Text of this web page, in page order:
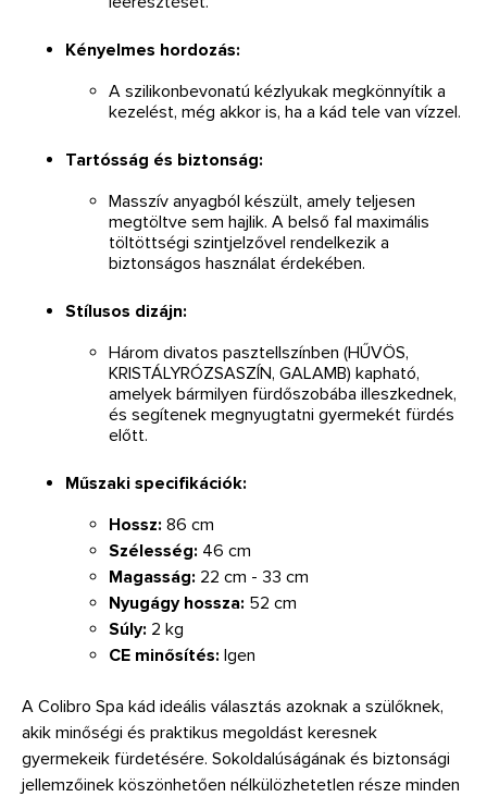
Kényelmes hordozás:
A szilikonbevonatú kézlyukak megkönnyítik a
kezelést, még akkor is, ha a kád tele van vízzel.
Tartósság és biztonság:
Masszív anyagból készült, amely teljesen
megtöltve sem hajlik. A belső fal maximális
töltöttségi szintjelzővel rendelkezik a
biztonságos használat érdekében.
Stílusos dizájn:
Három divatos pasztellszínben (HŰVÖS,
KRISTÁLYRÓZSASZÍN, GALAMB) kapható,
amelyek bármilyen fürdőszobába illeszkednek,
és segítenek megnyugtatni gyermekét fürdés
előtt.
Műszaki specifikációk:
Hossz: 86 cm
Szélesség: 46 cm
Magasság: 22 cm - 33 cm
Nyugágy hossza: 52 cm
Súly: 2 kg
CE minősítés: Igen
A Colibro Spa kád ideális választás azoknak a szülőknek,
akik minőségi és praktikus megoldást keresnek
gyermekeik fürdetésére. Sokoldalúságának és biztonsági
jellemzőinek köszönhetően nélkülözhetetlen része minden